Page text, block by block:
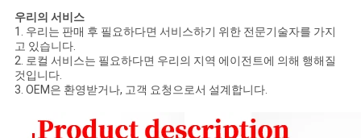
우리의 서비스
1. 우리는 판매 후 필요하다면 서비스하기 위한 전문기술자를 가지
고 있습니다.
2. 로컬 서비스는 필요하다면 우리의 지역 에이전트에 의해 행해질
것입니다.
3. OEM은 환영받거나, 고객 요청으로서 설계합니다.